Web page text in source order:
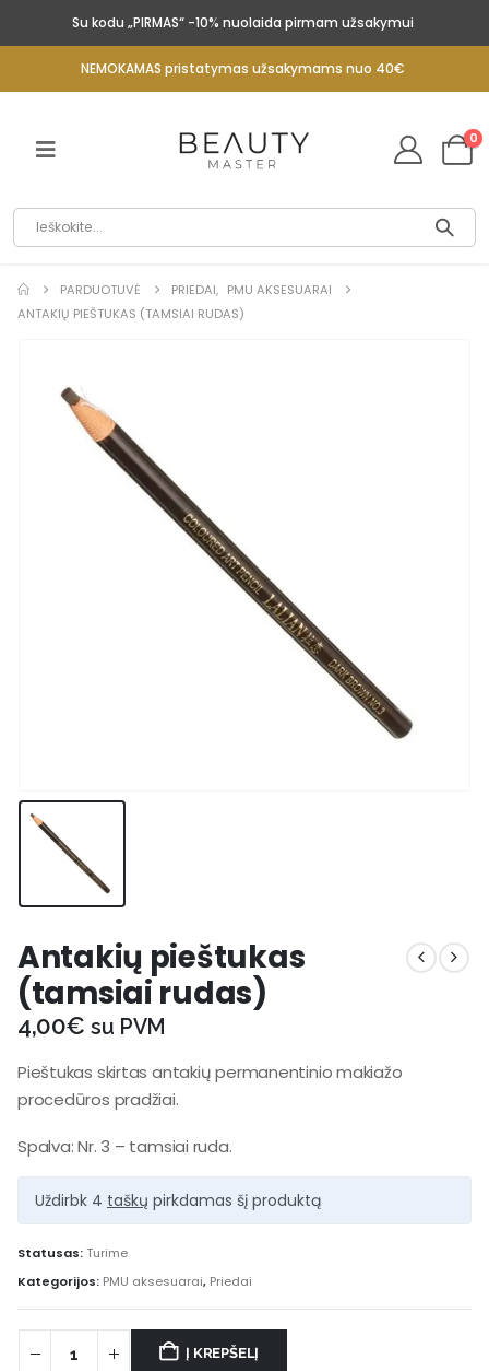
Su kodu „PIRMAS“ -10% nuolaida pirmam užsakymui
NEMOKAMAS pristatymas užsakymams nuo 40€
0
PARDUOTUVĖ PRIEDAI, PMU AKSESUARAI
ANTAKIŲ PIEŠTUKAS (TAMSIAI RUDAS)
Antakių pieštukas
(tamsiai rudas)
4,00€ su PVM
Pieštukas skirtas antakių permanentinio makiažo
procedūros pradžiai.
Spalva: Nr. 3 – tamsiai ruda.
Uždirbk 4 taškų pirkdamas šį produktą
Statusas:Turime
Kategorijos: PMU aksesuarai, Priedai
Į KREPŠELĮ